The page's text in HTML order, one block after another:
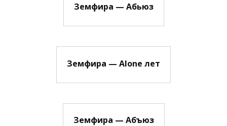
Земфира — Абьюз
Земфира — Alone лет
Земфира — Абъюз